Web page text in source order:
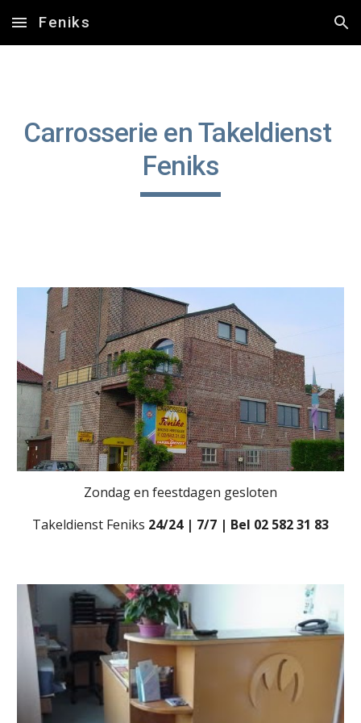
Skip to main content Skip to navigation
Feniks
Carrosserie en Takeldienst
Feniks
Zondag en feestdagen gesloten
Takeldienst Feniks 24/24 | 7/7 | Bel 02 582 31 83